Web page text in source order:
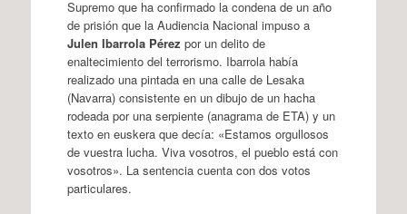
Supremo que ha confirmado la condena de un año
de prisión que la Audiencia Nacional impuso a
Julen Ibarrola Pérez por un delito de
enaltecimiento del terrorismo. Ibarrola había
realizado una pintada en una calle de Lesaka
(Navarra) consistente en un dibujo de un hacha
rodeada por una serpiente (anagrama de ETA) y un
texto en euskera que decía: «Estamos orgullosos
de vuestra lucha. Viva vosotros, el pueblo está con
vosotros». La sentencia cuenta con dos votos
particulares.